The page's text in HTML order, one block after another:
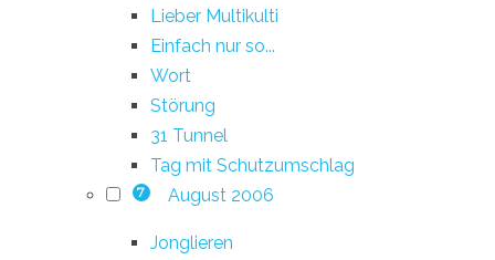
Lieber Multikulti
Einfach nur so...
Wort
Störung
31 Tunnel
Tag mit Schutzumschlag
7 August 2006
Jonglieren